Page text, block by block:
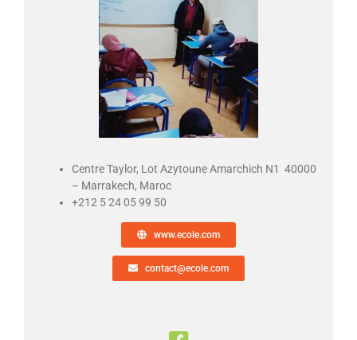
Centre Taylor, Lot Azytoune Amarchich N1 40000
– Marrakech, Maroc
+212 5 24 05 99 50
www.ecole.com
contact@ecole.com